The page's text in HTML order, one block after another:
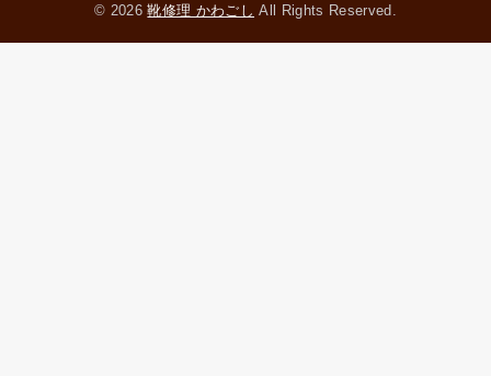
© 2026靴修理 かわごし All Rights Reserved.